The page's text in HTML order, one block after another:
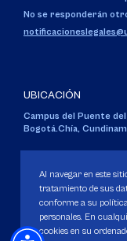
No se responderán
UBICACIÓN
Campus del Puente
Bogotá.Chía,
Personería Jurídica:
Ministerio de Educación
Al navegar en este
tratamiento de sus
conforme a su
personales. En
cookies en su